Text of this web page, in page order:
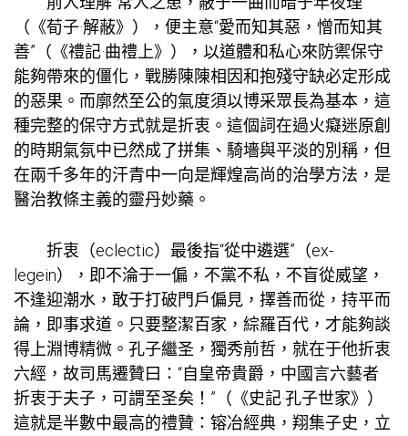
（《荀子·解蔽》），便主意“愛而知其惡，憎而知其
善”（《禮記·曲禮上》），以道體和私心來防禦保守
能夠帶來的僵化，戰勝陳陳相因和抱殘守缺必定形成
的惡果。而廓然至公的氣度須以博采眾長為基本，這
種完整的保守方式就是折衷。這個詞在過火癡迷原創
的時期氣氛中已然成了拼集、騎墻與平淡的別稱，但
在兩千多年的汗青中一向是輝煌高尚的治學方法，是
醫治教條主義的靈丹妙藥。
折衷（eclectic）最後指“從中遴選”（ex-
legein），即不淪于一偏，不黨不私，不盲從威望，
不逢迎潮水，敢于打破門戶偏見，擇善而從，持平而
論，即事求道。只要整潔百家，綜羅百代，才能夠談
得上淵博精微。孔子繼圣，獨秀前哲，就在于他折衷
六經，故司馬遷贊曰：“自皇帝貴爵，中國言六藝者
折衷于夫子，可謂至圣矣！”（《史記·孔子世家》）
這就是半數中最高的禮贊：镕冶經典，翔集子史，立